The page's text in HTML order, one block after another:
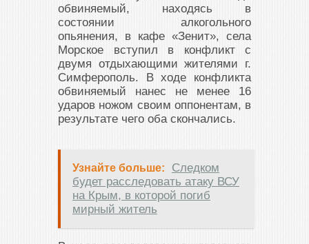
обвиняемый, находясь в
состоянии алкогольного
опьянения, в кафе «Зенит», села
Морское вступил в конфликт с
двумя отдыхающими жителями г.
Симферополь. В ходе конфликта
обвиняемый нанес не менее 16
ударов ножом своим оппонентам, в
результате чего оба скончались.
Узнайте больше:
Следком
будет расследовать атаку ВСУ
на Крым, в которой погиб
мирный житель